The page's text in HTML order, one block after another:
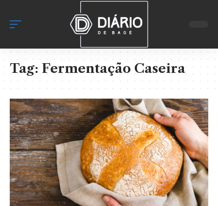
Tag:Fermentação Caseira